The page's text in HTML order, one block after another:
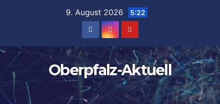
9. August 2026 5:22
Oberpfalz-Aktuell